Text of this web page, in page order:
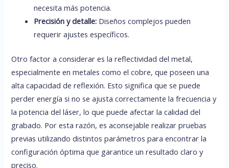
necesita más potencia.
Precisión y detalle: Diseños complejos pueden
requerir ajustes específicos.
Otro factor a considerar es la reflectividad del metal,
especialmente en metales como el cobre, que poseen una
alta capacidad de reflexión. Esto significa que se puede
perder energía si no se ajusta correctamente la frecuencia y
la potencia del láser, lo que puede afectar la calidad del
grabado. Por esta razón, es aconsejable realizar pruebas
previas utilizando distintos parámetros para encontrar la
configuración óptima que garantice un resultado claro y
preciso.